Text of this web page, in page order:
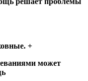
+
может